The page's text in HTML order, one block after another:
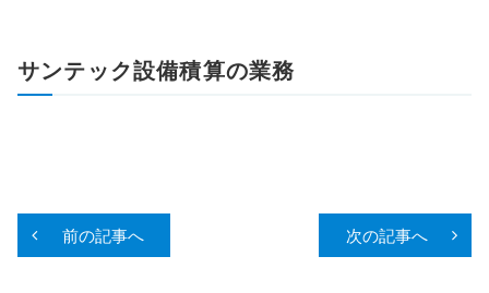
サンテック設備積算の業務
前の記事へ 次の記事へ